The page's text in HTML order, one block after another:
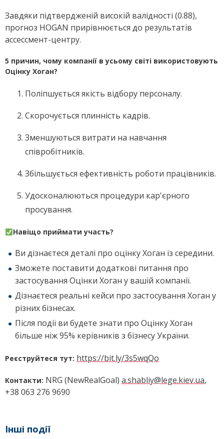
Завдяки підтвердженій високій валідності (0.88),
прогноз HOGAN прирівнюється до результатів
ассессмент-центру.
5 причин, чому компанії в усьому світі використовують
Оцінку Хоган?
Поліпшується якість відбору персоналу.
Скорочується плинність кадрів.
Зменшуються витрати на навчання
співробітників.
Збільшується ефективність роботи працівників.
Удосконалюються процедури кар'єрного
просування.
Навіщо приймати участь?
Ви дізнаєтеся деталі про оцінку Хоган із середини.
Зможете поставити додаткові питання про
застосування Оцінки Хоган у вашій компанії.
Дізнаєтеся реальні кейси про застосування Хоган у
різних бізнесах.
Після події ви будете знати про Оцінку Хоган
більше ніж 95% керівників з бізнесу України.
Реєструйтеся тут: https://bit.ly/3s5wqQo
Контакти: NRG (NewRealGoal) a.shabliy@lege.kiev.ua,
+38 063 276 9690
Інші події